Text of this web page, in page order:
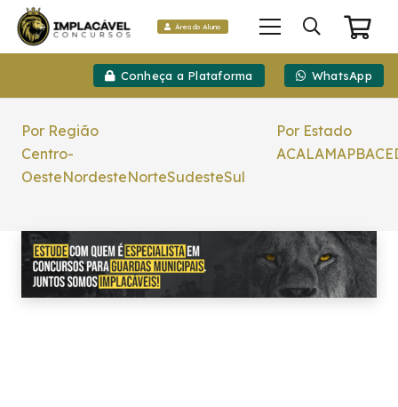
Área do Aluno
Conheça a Plataforma WhatsApp
Por Região
Centro-
OesteNordesteNorteSudesteSul
Por Estado
ACALAMAPBACE